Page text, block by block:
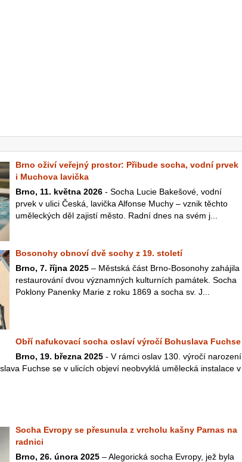
Brno oživí veřejný prostor: Přibude socha, vodní prvek
i Muchova lavička
Brno, 11. května 2026 - Socha Lucie Bakešové, vodní
prvek v ulici Česká, lavička Alfonse Muchy – vznik těchto
uměleckých děl zajistí město. Radní dnes na svém j...
Bosonohy obnoví dvě sochy z 19. století
Brno, 7. října 2025 – Městská část Brno-Bosonohy zahájila
restaurování dvou významných kulturních památek. Socha
Poklony Panenky Marie z roku 1869 a socha sv. J...
Obří nafukovací socha oslaví výročí Bohuslava Fuchse
Brno, 19. března 2025 - V rámci oslav 130. výročí narození
Fuchse se v ulicích objeví neobvyklá umělecká instalace v
Socha Evropy se přesunula z vrcholu kašny Parnas na
radnici
Brno, 26. února 2025 – Alegorická socha Evropy, jež byla